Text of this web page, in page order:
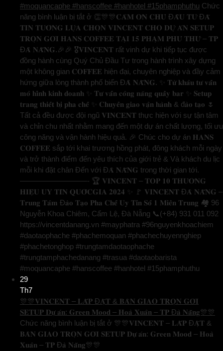
#moquancaphe #hanscoffee #hanhotel #15phamphuthu Chức
năng bình luận bị tắt ở 👏🎊🎊𝐂𝐀̉𝐌 𝐎̛𝐍 𝐂𝐇𝐔̉ Đ𝐀̂̀𝐔 𝐓𝐔̛ Đ𝐀̃
𝐓𝐈𝐍 𝐓𝐔̛𝐎̛̉𝐍𝐆 𝐋𝐔̛̣𝐀 𝐂𝐇𝐎̣𝐍 𝐕𝐈𝐍𝐂𝐄𝐍𝐓 𝐂𝐇𝐎 𝐃𝐔̛̣ 𝐀́𝐍 𝐒𝐄𝐓𝐔𝐏
𝐓𝐑𝐎̣𝐍 𝐆𝐎́𝐈 𝐇𝐀𝐍𝐒 𝐂𝐎𝐅𝐅𝐄𝐄 𝐓𝐀̣𝐈 𝟏𝟓 𝐏𝐇𝐀̣𝐌 𝐏𝐇𝐔́ 𝐓𝐇𝐔̛́ – 𝐓𝐏
Đ𝐀̀ 𝐍𝐀̆̃𝐍𝐆.🎉🎉 🎖️𝐕𝐈𝐍𝐂𝐄𝐍𝐓 rất vinh dự khi tiếp tục được
đồng hành cùng Quý Chủ Đầu Tư trong hành trình xây dựng
một không gian 𝐂𝐎𝐅𝐅𝐄𝐄 hiện đại, chuyên nghiệp và đầy cảm
hứng giữa lòng thành phố biển Đ𝐀̀ 𝐍𝐀̆̃𝐍𝐆. ✨ 𝐓𝐮̛̀ 𝐤𝐡𝐚̂𝐮 𝐭𝐮̛ 𝐯𝐚̂́𝐧
𝐦𝐨̂ 𝐡𝐢̀𝐧𝐡 𝐤𝐢𝐧𝐡 𝐝𝐨𝐚𝐧𝐡 ✨ 𝐓𝐮̛ 𝐯𝐚̂́𝐧 𝐜𝐨̂𝐧𝐠 𝐧𝐚̆𝐧𝐠 𝐪𝐮𝐚̂̀𝐲 𝐛𝐚𝐫 ✨ 𝐒𝐞𝐭𝐮𝐩
𝐭𝐫𝐚𝐧𝐠 𝐭𝐡𝐢𝐞̂́𝐭 𝐛𝐢̣ 𝐩𝐡𝐚 𝐜𝐡𝐞̂́ ✨ 𝐂𝐡𝐮𝐲𝐞̂̉𝐧 𝐠𝐢𝐚𝐨 𝐯𝐚̣̂𝐧 𝐡𝐚̀𝐧𝐡 & đ𝐚̀𝐨 𝐭𝐚̣𝐨 🌷
Tất cả đều được đội ngũ 𝐕𝐈𝐍𝐂𝐄𝐍𝐓 thực hiện với sự tận tâm
và chỉn chu nhất nhằm mang đến một dự án chất lượng, tối ưu
công năng và vận hành hiệu quả. 🎉 Chúc cho dự án 𝐇𝐀𝐍𝐒
𝐂𝐎𝐅𝐅𝐄𝐄 sắp tới khai trương hồng phát, đông khách mỗi ngày
và trở thành điểm đến yêu thích của giới trẻ & Và khách du lịc
mỗi khi đặt chân Đến với Đ𝐀̀ 𝐍𝐀̆̃𝐍𝐆 trong thời gian tới.
—————————- 🏆 𝐕𝐈𝐍𝐂𝐄𝐍𝐓 – 𝐓𝐎𝐏 𝟏𝟎 𝐓𝐇𝐔̛𝐎̛𝐍𝐆
𝐇𝐈𝐄̣̂𝐔 𝐔𝐘 𝐓𝐈́𝐍 𝐐𝐔𝐎̂́𝐂𝐆𝐈𝐀 𝟐𝟎𝟐𝟒 ✨ 🚩 𝐕𝐈𝐍𝐂𝐄𝐍𝐓 Đ𝐀̀ 𝐍𝐀̆̃𝐍𝐆 –
𝐓𝐫𝐮𝐧𝐠 𝐓𝐚̂𝐦 Đ𝐚̀𝐨 𝐓𝐚̣𝐨 𝐏𝐡𝐚 𝐂𝐡𝐞̂́ 𝐔𝐲 𝐓𝐢́𝐧 𝐒𝐨̂́ 𝟏 𝐌𝐢𝐞̂̀𝐧 𝐓𝐫𝐮𝐧𝐠 🏘️ 96
Nguyễn Khoa Chiêm, Cẩm Lệ, Đà Nẵng 📞(+84) 931 011 092
https://vincentdanang.vn #mayphatra #96nguyenkhoachiem
#daotaophache #phachemoquan #phachechuyennghiep
#phachetonghop #trungtamdaotaophache
#trungtamphachedanang #trasua #daotaobarista
#moquancaphe #hanscoffee #hanhotel #15phamphuthu
29
Th7
🎊🎊𝐕𝐈𝐍𝐂𝐄𝐍𝐓 – 𝐋𝐀̆́𝐏 Đ𝐀̣̆𝐓 & 𝐁𝐀̀𝐍 𝐆𝐈𝐀𝐎 𝐓𝐑𝐎̣𝐍 𝐆𝐎́𝐈
𝐒𝐄𝐓𝐔𝐏 𝐃𝐮̛̣ 𝐚́𝐧: 𝐆𝐫𝐞𝐞𝐧 𝐌𝐨𝐨𝐝 – 𝐇𝐨𝐚̀ 𝐗𝐮𝐚̂𝐧 – 𝐓𝐏 Đ𝐚̀ 𝐍𝐚̆̃𝐧𝐠🎊🎊
Chức năng bình luận bị tắt ở 🎊🎊𝐕𝐈𝐍𝐂𝐄𝐍𝐓 – 𝐋𝐀̆́𝐏 Đ𝐀̣̆𝐓 &
𝐁𝐀̀𝐍 𝐆𝐈𝐀𝐎 𝐓𝐑𝐎̣𝐍 𝐆𝐎́𝐈 𝐒𝐄𝐓𝐔𝐏 𝐃𝐮̛̣ 𝐚́𝐧: 𝐆𝐫𝐞𝐞𝐧 𝐌𝐨𝐨𝐝 – 𝐇𝐨𝐚̀
𝐗𝐮𝐚̂𝐧 – 𝐓𝐏 Đ𝐚̀ 𝐍𝐚̆̃𝐧𝐠🎊🎊